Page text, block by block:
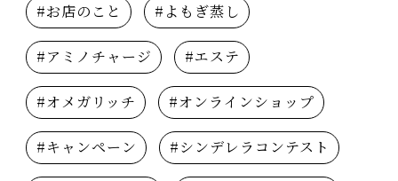
#お店のこと #よもぎ蒸し
#アミノチャージ #エステ
#オメガリッチ #オンラインショップ
#キャンペーン #シンデレラコンテスト